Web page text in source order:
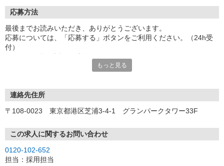
応募方法
最後までお読みいただき、ありがとうございます。
応募については、「応募する」ボタンをご利用ください。（24h受
付）
お電話でのご応募もお待ちしております。（平日9:00〜19:00）
応募
↓
既にパーソルビジネスプロセスデザインにご登録済みの方は不要で
す。
※ご登録が無い方には当社よりオンライン登録のご案内をいたしま
す。
もっと見る
連絡先住所
〒108-0023 東京都港区芝浦3-4-1 グランパークタワー33F
この求人に関するお問い合わせ
0120-102-652
担当：採用担当